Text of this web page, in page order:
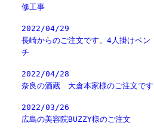
修工事
2022/04/29
長崎からのご注文です。4人掛けベン
チ
2022/04/28
奈良の酒蔵 大倉本家様のご注文です
2022/03/26
広島の美容院BUZZY様のご注文